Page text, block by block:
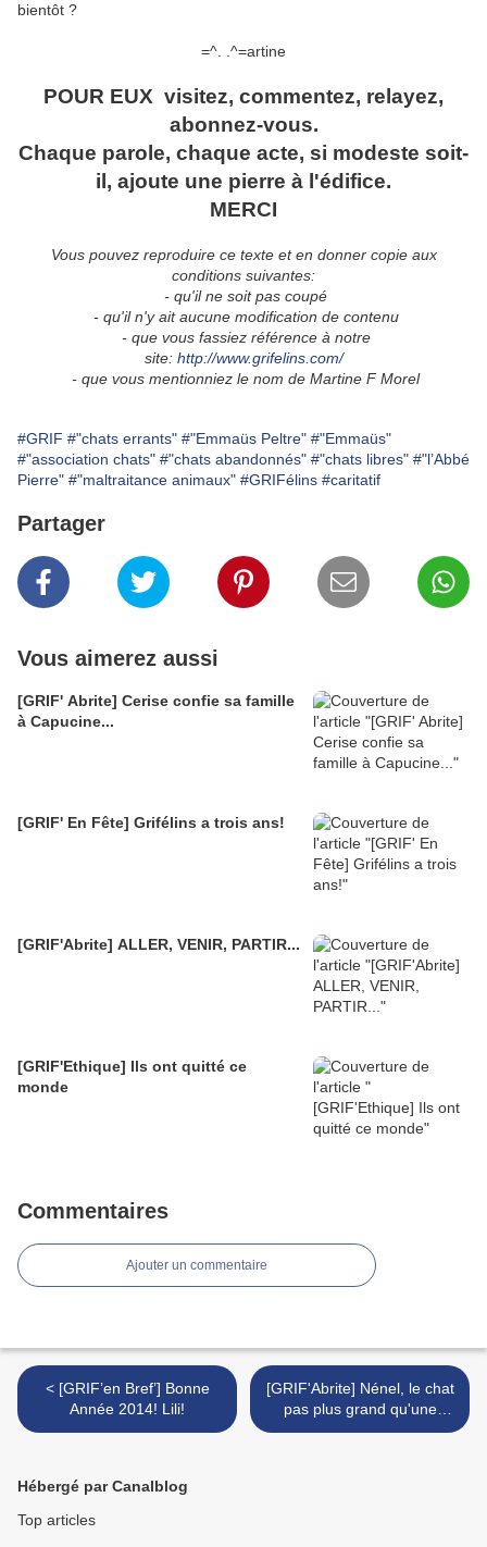
bientôt ?
=^. .^=artine
POUR EUX visitez, commentez, relayez,
abonnez-vous.
Chaque parole, chaque acte, si modeste soit-
il, ajoute une pierre à l'édifice.
MERCI
Vous pouvez reproduire ce texte et en donner copie aux
conditions suivantes:
- qu'il ne soit pas coupé
- qu'il n'y ait aucune modification de contenu
- que vous fassiez référence à notre
site: http://www.grifelins.com/
- que vous mentionniez le nom de Martine F Morel
#GRIF #"chats errants" #"Emmaüs Peltre" #"Emmaüs"
#"association chats" #"chats abandonnés" #"chats libres" #"l’Abbé
Pierre" #"maltraitance animaux" #GRIFélins #caritatif
Partager
Vous aimerez aussi
[GRIF' Abrite] Cerise confie sa famille
à Capucine...
[GRIF' En Fête] Grifélins a trois ans!
[GRIF'Abrite] ALLER, VENIR, PARTIR...
[GRIF'Ethique] Ils ont quitté ce
monde
Commentaires
Ajouter un commentaire
< [GRIF’en Bref’] Bonne
Année 2014! Lili!
[GRIF'Abrite] Nénel, le chat
pas plus grand qu'une
fourchette >
Hébergé par Canalblog
Top articles